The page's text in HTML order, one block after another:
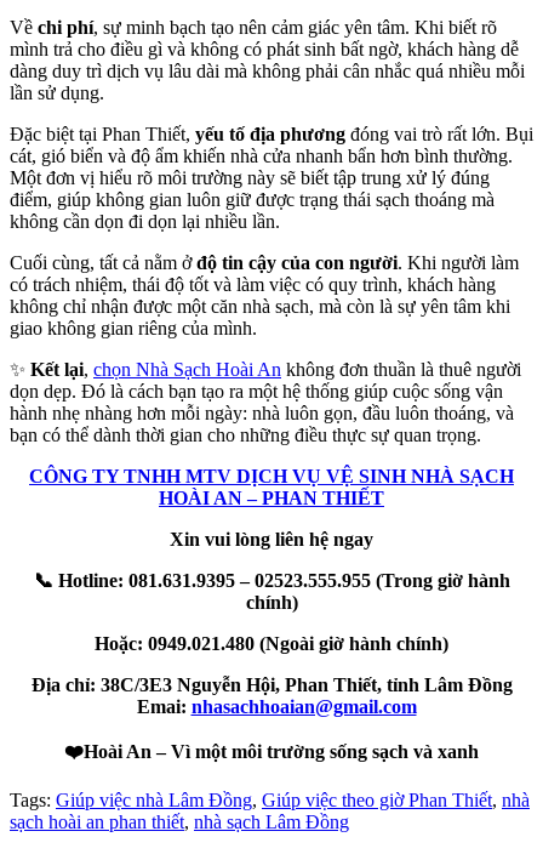
Về chi phí, sự minh bạch tạo nên cảm giác yên tâm. Khi biết rõ
mình trả cho điều gì và không có phát sinh bất ngờ, khách hàng dễ
dàng duy trì dịch vụ lâu dài mà không phải cân nhắc quá nhiều mỗi
lần sử dụng.
Đặc biệt tại Phan Thiết, yếu tố địa phương đóng vai trò rất lớn. Bụi
cát, gió biển và độ ẩm khiến nhà cửa nhanh bẩn hơn bình thường.
Một đơn vị hiểu rõ môi trường này sẽ biết tập trung xử lý đúng
điểm, giúp không gian luôn giữ được trạng thái sạch thoáng mà
không cần dọn đi dọn lại nhiều lần.
Cuối cùng, tất cả nằm ởđộ tin cậy của con người. Khi người làm
có trách nhiệm, thái độ tốt và làm việc có quy trình, khách hàng
không chỉ nhận được một căn nhà sạch, mà còn là sự yên tâm khi
giao không gian riêng của mình.
✨ Kết lại, chọn Nhà Sạch Hoài An không đơn thuần là thuê người
dọn dẹp. Đó là cách bạn tạo ra một hệ thống giúp cuộc sống vận
hành nhẹ nhàng hơn mỗi ngày: nhà luôn gọn, đầu luôn thoáng, và
bạn có thể dành thời gian cho những điều thực sự quan trọng.
CÔNG TY TNHH MTV DỊCH VỤ VỆ SINH NHÀ SẠCH
HOÀI AN – PHAN THIẾT
Xin vui lòng liên hệ ngay
📞 Hotline: 081.631.9395 – 02523.555.955 (Trong giờ hành
chính)
Hoặc: 0949.021.480 (Ngoài giờ hành chính)
Địa chỉ: 38C/3E3 Nguyễn Hội, Phan Thiết, tỉnh Lâm Đồng
Emai: nhasachhoaian@gmail.com
❤️Hoài An – Vì một môi trường sống sạch và xanh
Tags: Giúp việc nhà Lâm Đồng, Giúp việc theo giờ Phan Thiết, nhà
sạch hoài an phan thiết, nhà sạch Lâm Đồng